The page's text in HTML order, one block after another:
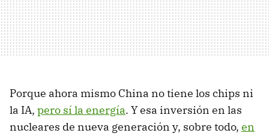
Porque ahora mismo China no tiene los chips ni
la IA, pero sí la energía. Y esa inversión en las
nucleares de nueva generación y, sobre todo, en